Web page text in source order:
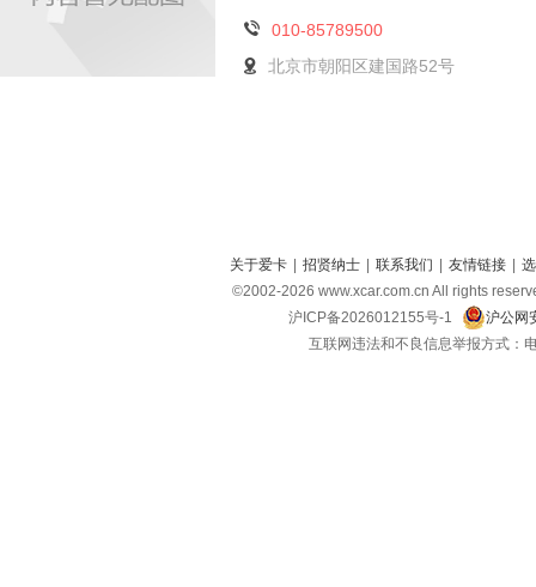
010-85789500
北京市朝阳区建国路52号
关于爱卡 招贤纳士 联系我们 友情链接
©2002-2026 www.xcar.com.cn All rights
沪ICP备2026012155号-1
沪公网
互联网违法和不良信息举报方式：